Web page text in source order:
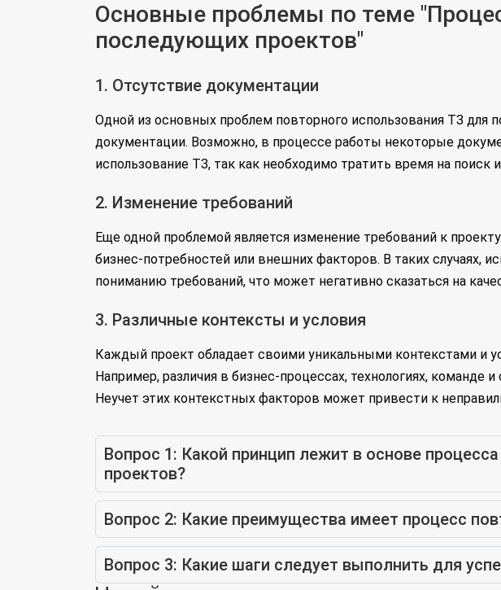
Основные проблемы по теме
последующих проектов"
1. Отсутствие документации
Одной из основных проблем повторного использования ТЗ для
документации. Возможно, в процессе работы некоторые
использование ТЗ, так как необходимо тратить время на поиск
2. Изменение требований
Еще одной проблемой является изменение требований к
бизнес-потребностей или внешних факторов. В таких случаях,
пониманию требований, что может негативно сказаться на
3. Различные контексты и условия
Каждый проект обладает своими уникальными контекстами и
Например, различия в бизнес-процессах, технологиях,
Неучет этих контекстных факторов может привести к
Вопрос 1: Какой принцип лежит в основе
проектов?
Вопрос 2: Какие преимущества имеет процесс
Вопрос 3: Какие шаги следует выполнить для